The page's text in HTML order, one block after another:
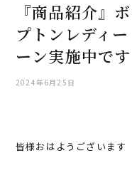
『商品紹介』
プトンレディ
ーン実施中です
2024年6月25日
皆様おはようございます